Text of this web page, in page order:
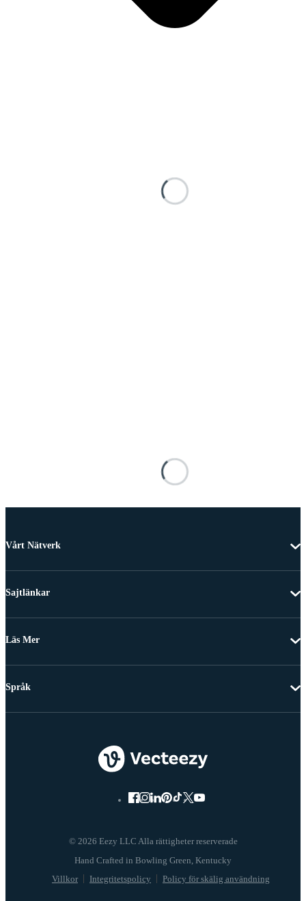
Vårt Nätverk
Sajtlänkar
Läs Mer
© 2026 Eezy LLC Alla rättigheter reserverade
Villkor Integritetspolicy Policy för skälig användning
Språk